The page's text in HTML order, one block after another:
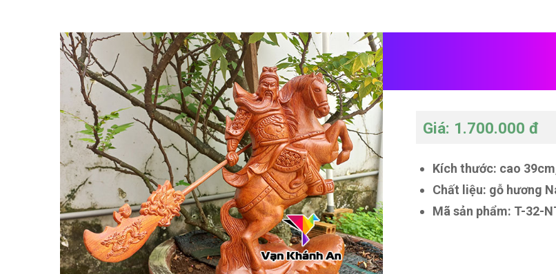
Giá: 1.700.000 đ
Kích thước: cao
Chất liệu: gỗ hương
Mã sản phẩm: T-32-